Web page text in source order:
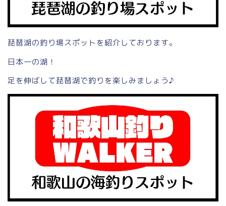
琵琶湖の釣り場スポットを紹介しております。
日本一の湖！
足を伸ばして琵琶湖で釣りを楽しみましょう♪